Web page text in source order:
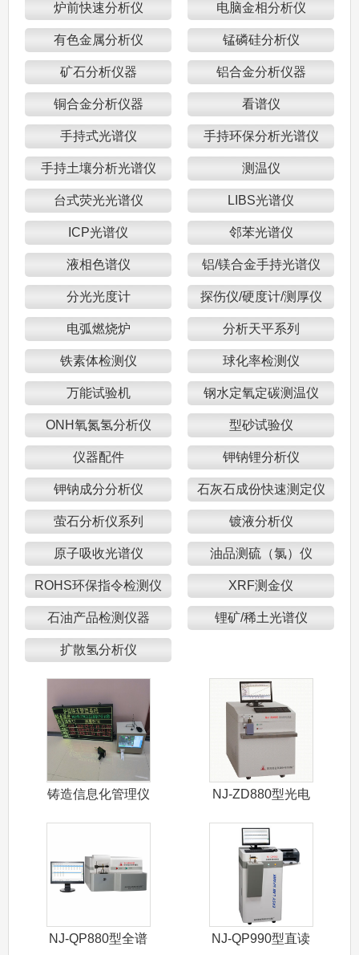
炉前快速分析仪 电脑金相分析仪
有色金属分析仪 锰磷硅分析仪
矿石分析仪器 铝合金分析仪器
铜合金分析仪器 看谱仪
手持式光谱仪 手持环保分析光谱仪
手持土壤分析光谱仪 测温仪
台式荧光光谱仪 LIBS光谱仪
ICP光谱仪 邻苯光谱仪
液相色谱仪 铝/镁合金手持光谱仪
分光光度计 探伤仪/硬度计/测厚仪
电弧燃烧炉 分析天平系列
铁素体检测仪 球化率检测仪
万能试验机 钢水定氧定碳测温仪
ONH氧氮氢分析仪 型砂试验仪
仪器配件 钾钠锂分析仪
钾钠成分分析仪 石灰石成份快速测定仪
萤石分析仪系列 镀液分析仪
原子吸收光谱仪 油品测硫（氯）仪
ROHS环保指令检测仪 XRF测金仪
石油产品检测仪器 锂矿/稀土光谱仪
扩散氢分析仪
铸造信息化管理仪
NJ-ZD880型光电
NJ-QP880型全谱
NJ-QP990型直读